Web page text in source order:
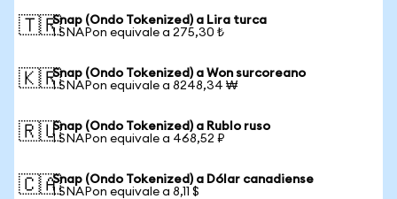
🇹🇷Snap (Ondo Tokenized) a Lira turca
1 SNAPon equivale a 275,30 ₺
🇰🇷Snap (Ondo Tokenized) a Won surcoreano
1 SNAPon equivale a 8248,34 ₩
🇷🇺Snap (Ondo Tokenized) a Rublo ruso
1 SNAPon equivale a 468,52 ₽
🇨🇦Snap (Ondo Tokenized) a Dólar canadiense
1 SNAPon equivale a 8,11 $